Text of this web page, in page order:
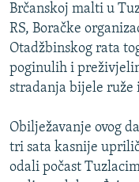
MOJA EVROPA
TRI DECENIJE OD RATA U
SVE KARTE DEJTONA
Brčanskoj malti u
RS, Boračke
Otadžbinskog rata
poginulih i
stradanja bijele ruže
Obilježavanje ovog
tri sata kasnije
odali počast